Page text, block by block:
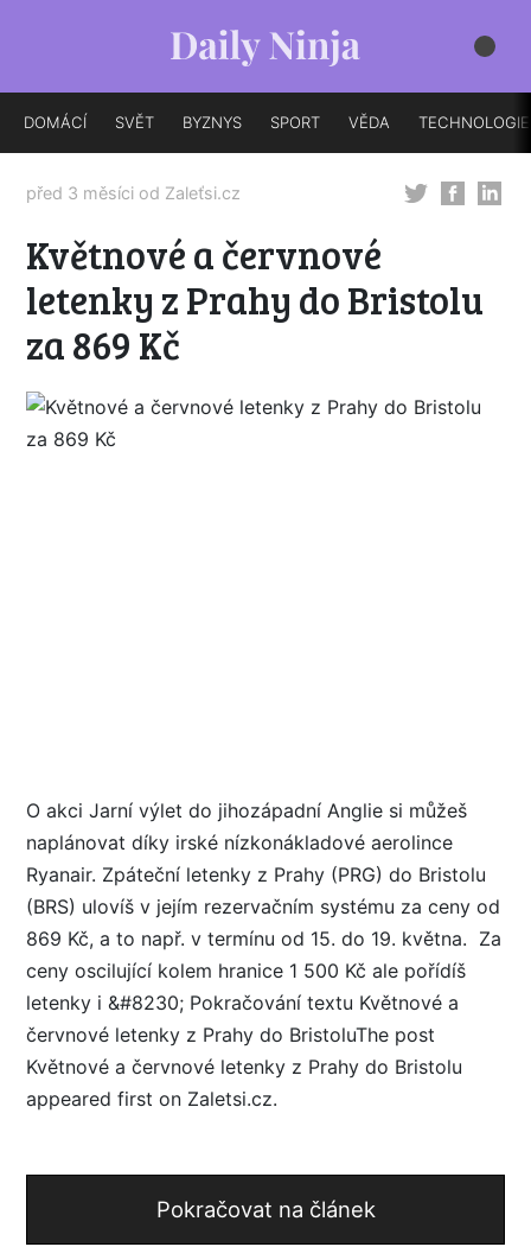
DOMÁCÍ SVĚT BYZNYS SPORT VĚDA TECHNOLOGIE
před 3 měsíci od Zaleťsi.cz
Květnové a červnové
letenky z Prahy do Bristolu
za 869 Kč
O akci Jarní výlet do jihozápadní Anglie si můžeš
naplánovat díky irské nízkonákladové aerolince
Ryanair. Zpáteční letenky z Prahy (PRG) do Bristolu
(BRS) ulovíš v jejím rezervačním systému za ceny od
869 Kč, a to např. v termínu od 15. do 19. května. Za
ceny oscilující kolem hranice 1 500 Kč ale pořídíš
letenky i &#8230; Pokračování textu Květnové a
červnové letenky z Prahy do BristoluThe post
Květnové a červnové letenky z Prahy do Bristolu
appeared first on Zaletsi.cz.
Pokračovat na článek